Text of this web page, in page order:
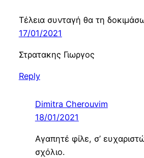
Τέλεια συνταγή θα τη
17/01/2021
Στρατακης Γιωργος
Reply
Dimitra Cherouvim
18/01/2021
Αγαπητέ φίλε, σ’
σχόλιο.